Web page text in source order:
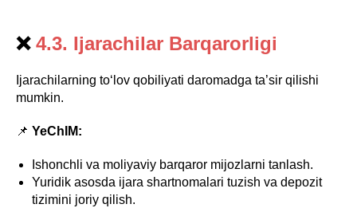
❌ 4.3. Ijarachilar Barqarorligi
Ijarachilarning to‘lov qobiliyati daromadga ta’sir qilishi
mumkin.
📌 YeChIM:
Ishonchli va moliyaviy barqaror mijozlarni tanlash.
Yuridik asosda ijara shartnomalari tuzish va depozit
tizimini joriy qilish.